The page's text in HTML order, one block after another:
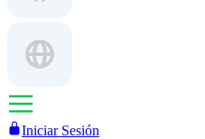
Iniciar Sesión